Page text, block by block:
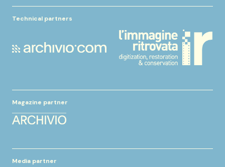
Technical partners
Magazine partner
Media partner